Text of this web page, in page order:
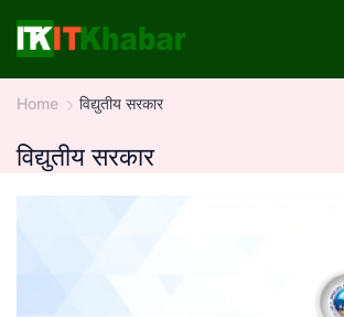
content
Home
विद्युतीय सरकार
विद्युतीय सरकार